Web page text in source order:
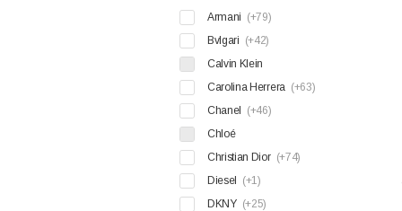
Armani (+79)
Bvlgari (+42)
Calvin Klein
Carolina Herrera (+63)
Chanel
(+46)
Chloé
Christian Dior (+74)
Diesel
(+1)
DKNY (+25)